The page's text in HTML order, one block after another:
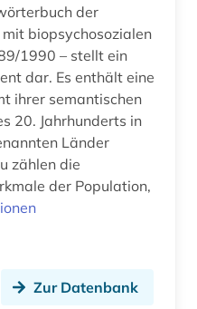
(2)
der
biopsychosozialen
1990 – stellt ein
dar. Es enthält eine
ihrer semantischen
20. Jahrhunderts in
Länder
zählen die
der Population,
Zur Datenbank